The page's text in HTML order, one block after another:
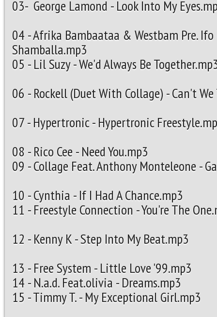
03- George Lamond - Look
04 - Afrika Bambaataa & Westbam Pre.
Shamballa.mp3
05 - Lil Suzy - We'd Always
06 - Rockell (Duet With Collage)
07 - Hypertronic -
08 - Rico Cee -
09 - Collage Feat. Anthony Monteleone
10 - Cynthia - If I Had
11 - Freestyle Connection -
12 - Kenny K - Step
13 - Free System -
14 - N.a.d. Feat.olivia
15 - Timmy T. - My